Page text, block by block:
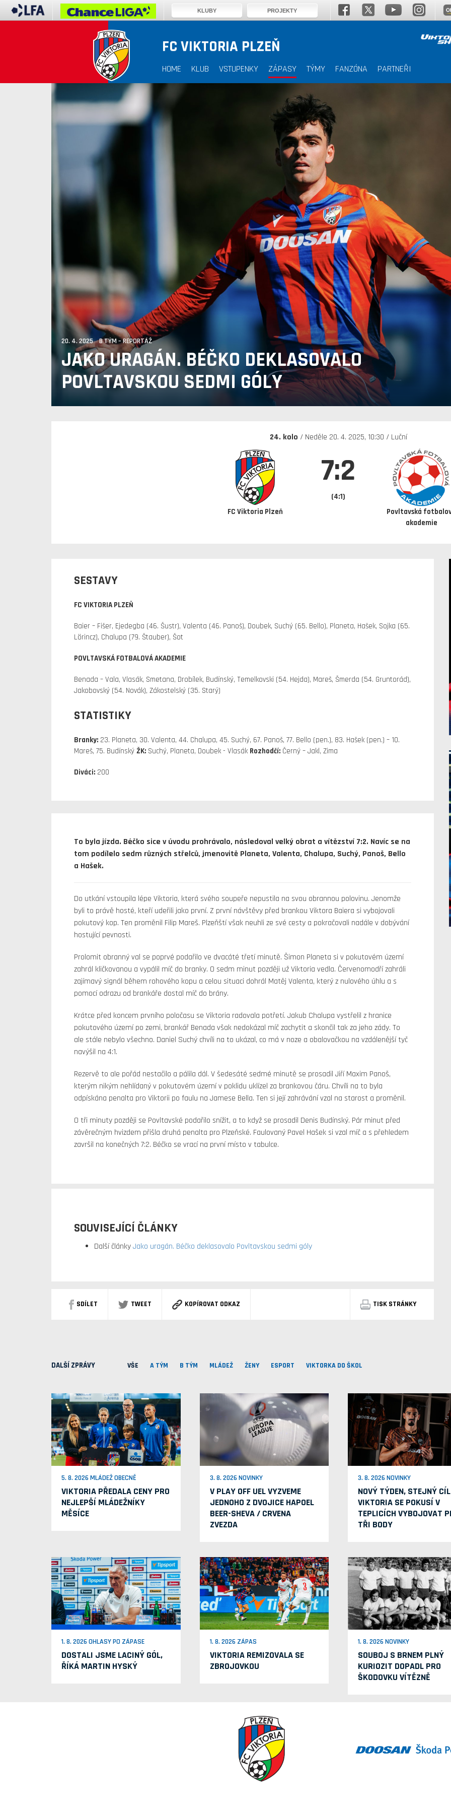
FC VIKTORIA PLZEŇ
HOME KLUB VSTUPENKY ZÁPASY TÝMY FANZÓNA PARTNEŘI
20. 4. 2025 B TÝM – REPORTÁŽ
JAKO URAGÁN. BÉČKO DEKLASOVALO
POVLTAVSKOU SEDMI GÓLY
24. kolo / Neděle 20. 4. 2025, 10:30 / Luční
FC Viktoria Plzeň
7:2
(4:1)
Povltavská
akademie
SESTAVY
FC VIKTORIA PLZEŇ
Baier – Fišer, Ejedegba (46. Šustr), Valenta (46. Panoš), Doubek, Suchý (65. Bello), Planeta, Hašek, Sojka (65.
Lörincz), Chalupa (79. Štauber), Šot
POVLTAVSKÁ FOTBALOVÁ AKADEMIE
Benada – Vala, Vlasák, Smetana, Drobílek, Budínský, Temelkovski (54. Hejda), Mareš, Šmerda (54. Gruntorád),
Jakobovský (54. Novák), Zákostelský (35. Starý)
STATISTIKY
Branky: 23. Planeta, 30. Valenta, 44. Chalupa, 45. Suchý, 67. Panoš, 77. Bello (pen.), 83. Hašek (pen.) – 10.
Mareš, 75. Budínský ŽK: Suchý, Planeta, Doubek - Vlasák Rozhodčí: Černý – Jakl, Zima
Diváci: 200
To byla jízda. Béčko sice v úvodu prohrávalo, následoval velký obrat a vítězství 7:2. Navíc se na
tom podílelo sedm různých střelců, jmenovitě Planeta, Valenta, Chalupa, Suchý, Panoš, Bello
a Hašek.
Do utkání vstoupila lépe Viktoria, která svého soupeře nepustila na svou obrannou polovinu. Jenomže
byli to právě hosté, kteří udeřili jako první. Z první návštěvy před brankou Viktora Baiera si vybojovali
pokutový kop. Ten proměnil Filip Mareš. Plzeňští však neuhli ze své cesty a pokračovali nadále v dobývání
hostující pevnosti.
Prolomit obranný val se poprvé podařilo ve dvacáté třetí minutě. Šimon Planeta si v pokutovém území
zahrál kličkovanou a vypálil míč do branky. O sedm minut později už Viktoria vedla. Červenomodří zahráli
zajímavý signál během rohového kopu a celou situaci dohrál Matěj Valenta, který z nulového úhlu a s
pomocí odrazu od brankáře dostal míč do brány.
Krátce před koncem prvního poločasu se Viktoria radovala potřetí. Jakub Chalupa vystřelil z hranice
pokutového území po zemi, brankář Benada však nedokázal míč zachytit a skončil tak za jeho zády. To
ale stále nebylo všechno. Daniel Suchý chvíli na to ukázal, co má v noze a obalovačkou na vzdálenější tyč
navýšil na 4:1.
Rezervě to ale pořád nestačilo a pálila dál. V šedesáté sedmé minutě se prosadil Jiří Maxim Panoš,
kterým nikým nehlídaný v pokutovém území v poklidu uklízel za brankovou čáru. Chvíli na to byla
odpískána penalta pro Viktorii po faulu na Jamese Bella. Ten si její zahrávání vzal na starost a proměnil.
O tři minuty později se Povltavské podařilo snížit, a to když se prosadil Denis Budínský. Pár minut před
závěrečným hvizdem přišla druhá penalta pro Plzeňské. Faulovaný Pavel Hašek si vzal míč a s přehledem
završil na konečných 7:2. Béčko se vrací na první místo v tabulce.
SOUVISEJÍCÍ ČLÁNKY
Další článkyJako uragán. Béčko deklasovalo Povltavskou sedmi góly
SDÍLET TWEET KOPÍROVAT ODKAZ TISK STRÁNKY
DALŠÍ ZPRÁVY VŠE A TÝM B TÝM MLÁDEŽ ŽENY ESPORT VIKTORKA DO ŠKOL
5. 8. 2026 MLÁDEŽ OBECNĚ
VIKTORIA PŘEDALA CENY PRO
NEJLEPŠÍ MLÁDEŽNÍKY
MĚSÍCE
3. 8. 2026 NOVINKY
V PLAY OFF UEL VYZVEME
JEDNOHO Z DVOJICE HAPOEL
BEER-SHEVA / CRVENA
ZVEZDA
3. 8. 2026 NOVINKY
NOVÝ TÝDEN, STEJNÝ
VIKTORIA SE POKUSÍ V
TEPLICÍCH VYBOJOVAT
TŘI BODY
1. 8. 2026 OHLASY PO ZÁPASE
DOSTALI JSME LACINÝ GÓL,
ŘÍKÁ MARTIN HYSKÝ
1. 8. 2026 ZÁPAS
VIKTORIA REMIZOVALA SE
ZBROJOVKOU
1. 8. 2026 NOVINKY
SOUBOJ S BRNEM PLNÝ
KURIOZIT DOPADL PRO
ŠKODOVKU VÍTĚZNĚ
KLUBY PROJEKTY